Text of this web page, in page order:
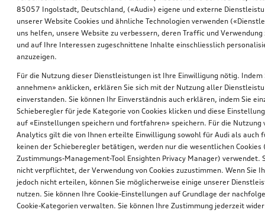
85057 Ingolstadt, Deutschland, («Audi») eigene und externe
unserer Website Cookies und ähnliche Technologien verwenden
uns helfen, unsere Website zu verbessern, deren Traffic und Verwendung
und auf Ihre Interessen zugeschnittene Inhalte einschliesslich
anzuzeigen.
Für die Nutzung dieser Dienstleistungen ist Ihre Einwilligung nötig. Indem
annehmen» anklicken, erklären Sie sich mit der Nutzung aller
einverstanden. Sie können Ihr Einverständnis auch erklären, indem Sie
Schieberegler für jede Kategorie von Cookies klicken und diese
auf «Einstellungen speichern und fortfahren» speichern. Für die Nutzung
Analytics gilt die von Ihnen erteilte Einwilligung sowohl für Audi als auch
keinen der Schieberegler betätigen, werden nur die wesentlichen Cookies
Zustimmungs-Management-Tool Ensighten Privacy Manager) verwendet.
nicht verpflichtet, der Verwendung von Cookies zuzustimmen. Wenn Sie
jedoch nicht erteilen, können Sie möglicherweise einige unserer
nutzen. Sie können Ihre Cookie-Einstellungen auf Grundlage der
Cookie-Kategorien verwalten. Sie können Ihre Zustimmung jederzeit